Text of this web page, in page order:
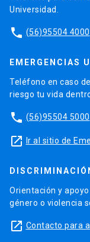
Universidad.
phone (56)95504 4000
EMERGENCIAS
Teléfono en caso
riesgo tu vida
phone (56)95504 5000
launch Ir al sitio de
Orientación y
género o violencia
launch Contacto para